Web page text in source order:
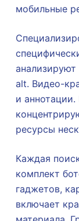
мобильные
анализируют
alt. Видео-
и
ресурсы
Каждая
комплект
гаджетов,
включает